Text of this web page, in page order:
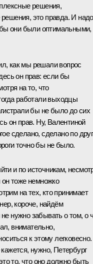
решения,
это правда. И надо
они были оптимальными,
как мы решали вопрос
он прав: если бы
на то, что
работали выходцы
бы не было до сих
он прав. Ну, Валентиной
сделано, сделано по
точно бы не было.
и по источникам,
он тоже немножко
на тех, кто принимает
короче, найдём
нужно забывать о том, о
внимательно,
к этому легковесно.
нужно, Петербург
то, что оно должно быть